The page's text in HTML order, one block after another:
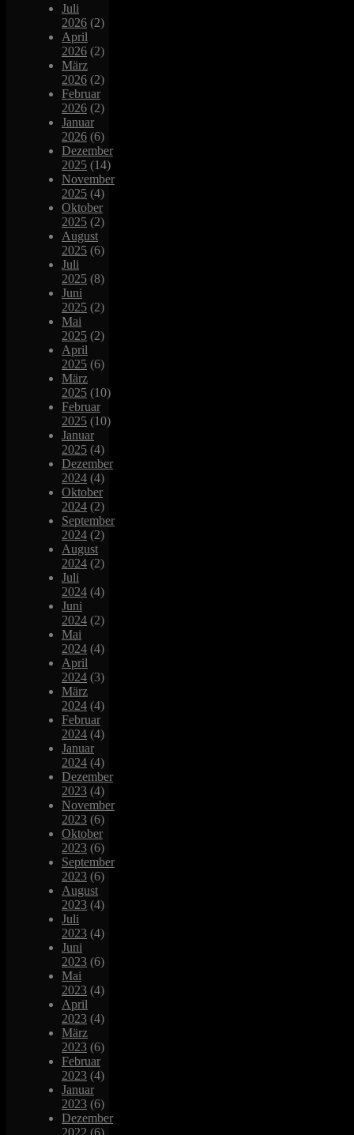
Juli
2026 (2)
April
2026 (2)
März
2026 (2)
Februar
2026 (2)
Januar
2026 (6)
Dezember
2025 (14)
November
2025 (4)
Oktober
2025 (2)
August
2025 (6)
Juli
2025 (8)
Juni
2025 (2)
Mai
2025 (2)
April
2025 (6)
März
2025 (10)
Februar
2025 (10)
Januar
2025 (4)
Dezember
2024 (4)
Oktober
2024 (2)
September
2024 (2)
August
2024 (2)
Juli
2024 (4)
Juni
2024 (2)
Mai
2024 (4)
April
2024 (3)
März
2024 (4)
Februar
2024 (4)
Januar
2024 (4)
Dezember
2023 (4)
November
2023 (6)
Oktober
2023 (6)
September
2023 (6)
August
2023 (4)
Juli
2023 (4)
Juni
2023 (6)
Mai
2023 (4)
April
2023 (4)
März
2023 (6)
Februar
2023 (4)
Januar
2023 (6)
Dezember
2022 (6)